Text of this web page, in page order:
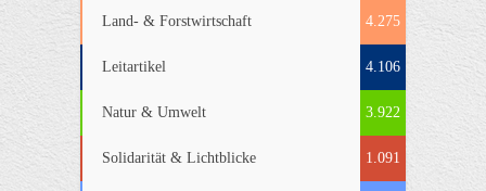
Land- & Forstwirtschaft 4.275
Leitartikel 4.106
Natur & Umwelt 3.922
Solidarität & Lichtblicke 1.091